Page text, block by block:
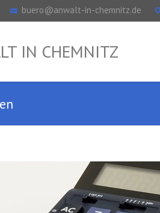
buero@anwalt-in-chemnitz.de
IN CHEMNITZ